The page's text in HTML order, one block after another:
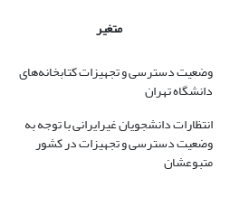
متغیر
وضعیت دسترسی و تجهیزات کتابخانه‌های
دانشگاه تهران
انتظارات دانشجویان غیرایرانی با توجه به
وضعیت دسترسی و تجهیزات در کشور
متبوعشان